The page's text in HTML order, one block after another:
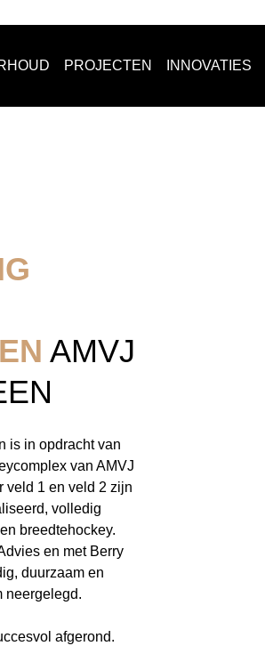
PROJECTEN INNOVATIES
AMVJ
is in opdracht van
van AMVJ
veld 1 en veld 2 zijn
volledig
breedtehockey.
en met Berry
duurzaam en
neergelegd.
afgerond.